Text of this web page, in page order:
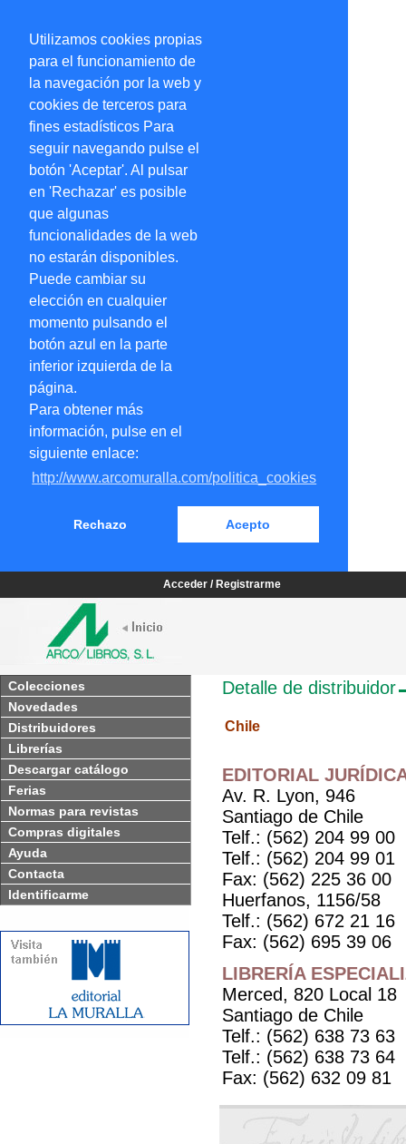
Utilizamos cookies propias
para el funcionamiento de
la navegación por la web y
cookies de terceros para
fines estadísticos Para
seguir navegando pulse el
botón 'Aceptar'. Al pulsar
en 'Rechazar' es posible
que algunas
funcionalidades de la web
no estarán disponibles.
Puede cambiar su
elección en cualquier
momento pulsando el
botón azul en la parte
inferior izquierda de la
página.
Para obtener más
información, pulse en el
siguiente enlace:
http://www.arcomuralla.com/politica_cookies
Rechazo Acepto
Acceder / Registrarme
Colecciones
Novedades
Distribuidores
Librerías
Descargar catálogo
Ferias
Normas para revistas
Compras digitales
Ayuda
Contacta
Identificarme
Detalle de distribuidor
Chile
EDITORIAL
Av. R. Lyon, 946
Santiago de Chile
Telf.: (562) 204 99 00
Telf.: (562) 204 99 01
Fax: (562) 225 36 00
Huerfanos, 1156/58
Telf.: (562) 672 21 16
Fax: (562) 695 39 06
LIBRERÍA
Merced, 820 Local 18
Santiago de Chile
Telf.: (562) 638 73 63
Telf.: (562) 638 73 64
Fax: (562) 632 09 81